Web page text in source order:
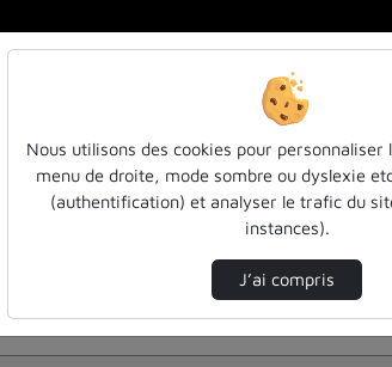
Nous utilisons des cookies pour personnaliser
menu de droite, mode sombre ou dyslexie
(authentification) et analyser le trafic du
instances).
J’ai compris